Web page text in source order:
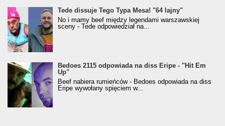
Tede dissuje Tego Typa Mesa! "64 lajny"
No i mamy beef między legendami warszawskiej
sceny - Tede odpowiedział na...
Bedoes 2115 odpowiada na diss Eripe - "Hit Em
Up"
Beef nabiera rumieńców - Bedoes odpowiada na diss
Eripe wywołany spięciem w...